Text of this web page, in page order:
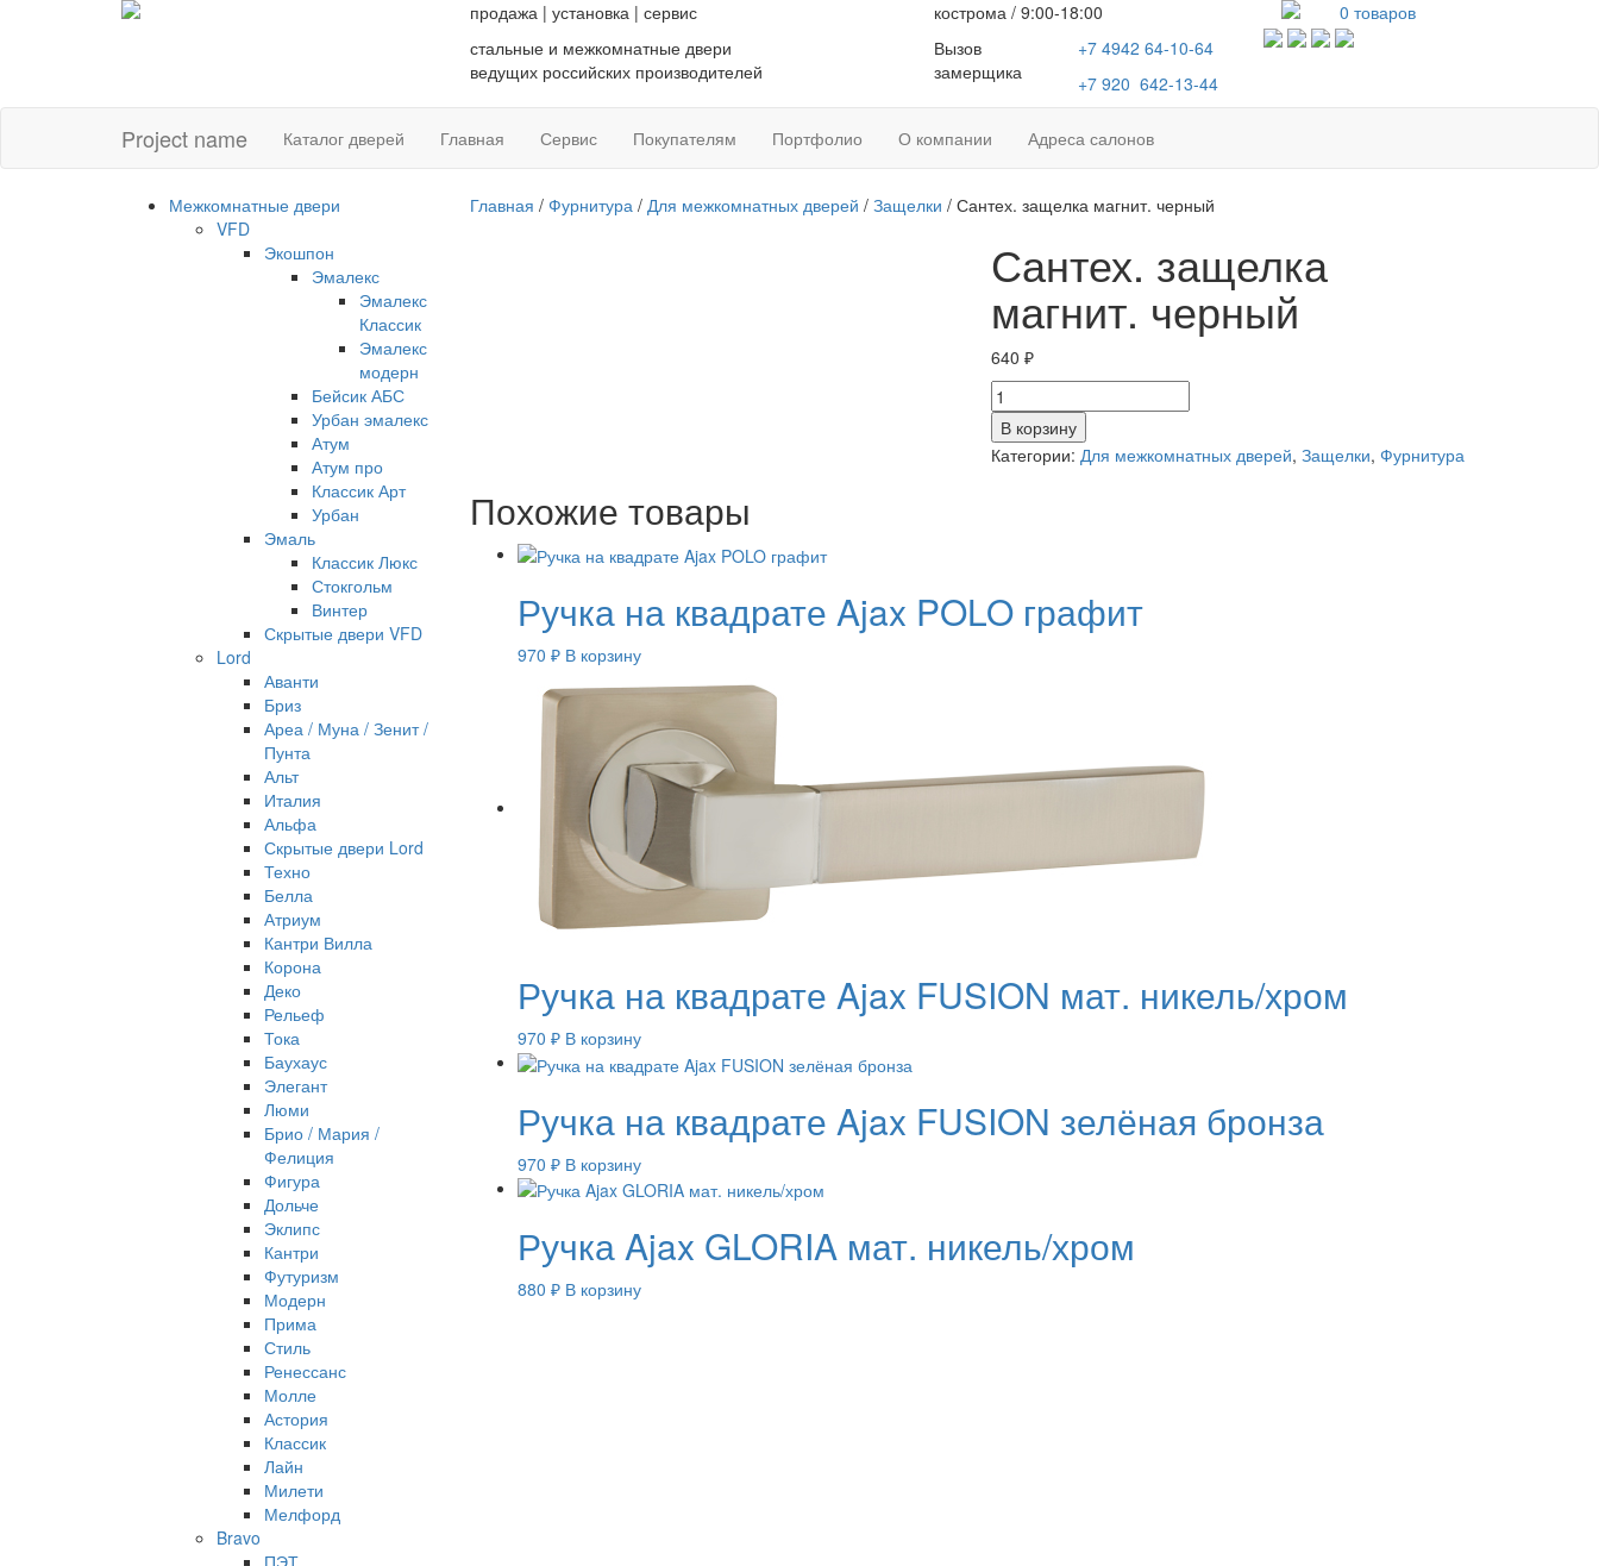
продажа | установка | сервис
стальные и межкомнатные двери
ведущих российских производителей
кострома / 9:00-18:00
Вызов
замерщика
+7 494264-10-64
+7920 642-13-44
0 товаров
Project name Каталог дверей Главная Сервис Покупателям Портфолио О компании Адреса салонов
Межкомнатные двери
VFD
Экошпон
Эмалекс
Эмалекс
Классик
Эмалекс
модерн
Бейсик АБС
Урбан эмалекс
Атум
Атум про
Классик Арт
Урбан
Эмаль
Классик Люкс
Стокгольм
Винтер
Скрытые двери VFD
Lord
Аванти
Бриз
Ареа / Муна / Зенит /
Пунта
Альт
Италия
Альфа
Скрытые двери Lord
Техно
Белла
Атриум
Кантри Вилла
Корона
Деко
Рельеф
Тока
Баухаус
Элегант
Люми
Брио / Мария /
Фелиция
Фигура
Дольче
Эклипс
Кантри
Футуризм
Модерн
Прима
Стиль
Ренессанс
Молле
Астория
Классик
Лайн
Милети
Мелфорд
Bravo
ПЭТ
Главная / Фурнитура/ Для межкомнатных дверей / Защелки / Сантех. защелка магнит. черный
Сантех. защелка
магнит. черный
640₽
Количество
товара
Сантех.
защелка
В корзину
Категории:Для межкомнатных дверей,Защелки,Фурнитура
Похожие товары
Ручка на квадрате Ajax POLO графит
970 ₽ В корзину
Ручка на квадрате Ajax FUSION мат. никель/хром
970 ₽ В корзину
Ручка на квадрате Ajax FUSION зелёная бронза
970 ₽ В корзину
Ручка Ajax GLORIA мат. никель/хром
880 ₽ В корзину